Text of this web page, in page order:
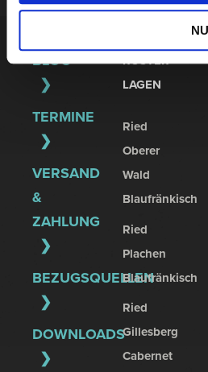
BLOG
TERMINE
VERSAND
&
ZAHLUNG
BEZUGSQUELLEN
DOWNLOADS
RUSTER
LAGEN
Ried
Oberer
Wald
Blaufränkisch
Ried
Plachen
Blaufränkisch
Ried
Gillesberg
Cabernet